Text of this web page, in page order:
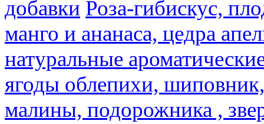
добавки Роза-гибискус,
манго и ананаса, цедра
натуральные
ягоды облепихи,
малины, подорожника ,